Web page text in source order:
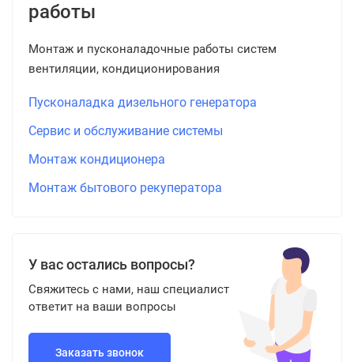
работы
Монтаж и пусконаладочные работы систем
вентиляции, кондиционирования
Пусконаладка дизельного генератора
Сервис и обслуживание системы
Монтаж кондиционера
Монтаж бытового рекуператора
У вас остались вопросы?
Свяжитесь с нами, наш специалист
ответит на ваши вопросы
Заказать звонок